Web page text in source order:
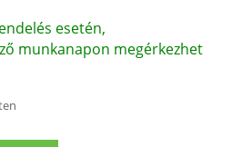
esetén,
munkanapon megérkezhet